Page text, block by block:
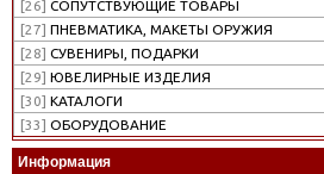
[26] СОПУТСТВУЮЩИЕ ТОВАРЫ
[27] ПНЕВМАТИКА, МАКЕТЫ ОРУЖИЯ
[28] СУВЕНИРЫ, ПОДАРКИ
[29] ЮВЕЛИРНЫЕ ИЗДЕЛИЯ
[30] КАТАЛОГИ
[33] ОБОРУДОВАНИЕ
Информация